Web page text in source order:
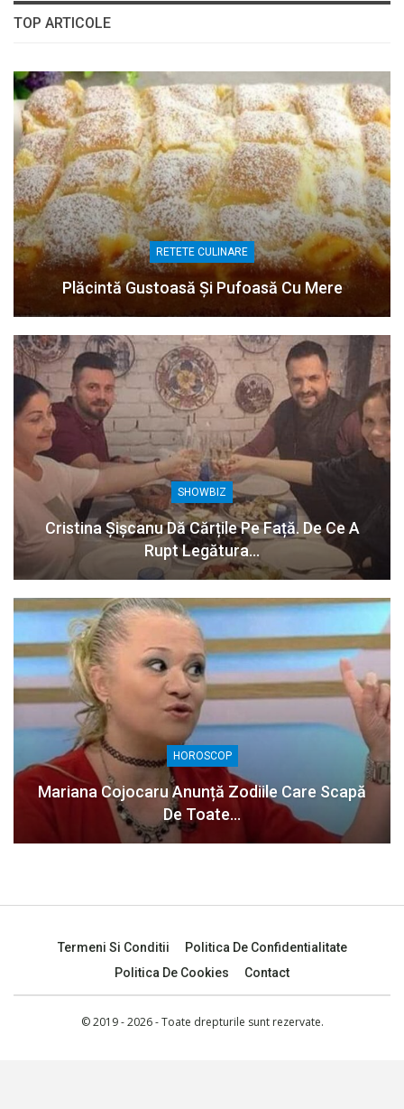
TOP ARTICOLE
RETETE CULINARE
Plăcintă Gustoasă Și Pufoasă Cu Mere
SHOWBIZ
Cristina Șișcanu Dă Cărțile Pe Față. De Ce A
Rupt Legătura…
HOROSCOP
Mariana Cojocaru Anunță Zodiile Care Scapă
De Toate…
Termeni Si Conditii
Politica De Confidentialitate
Politica De Cookies
Contact
© 2019 - 2026 - Toate drepturile sunt rezervate.